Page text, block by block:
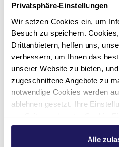
Privatsphäre-Einstellungen
Wir setzen Cookies ein, um
Besuch zu speichern.
Drittanbietern, helfen uns,
verbessern, um Ihnen das
unserer Website zu bieten,
zugeschnittene Angebote zu
notwendige Cookies werden
ablehnen gesetzt. Ihre
Weitere Informationen hierzu
.
Alle
angepasste
oder einem Sonnenbad
leihen wir gerne einen
ersten Spaziergang
auf
Was muss ich
Bitte denken Sie an
gültiger